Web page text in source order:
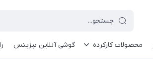
محصولات کارکرده گوشی آنلاین بیزینس